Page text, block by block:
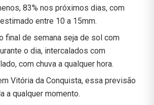
83% nos próximos dias, com
entre 10 a 15mm.
final de semana seja de sol com
o dia, intercalados com
com chuva a qualquer hora.
Vitória da Conquista, essa previsão
a qualquer momento.